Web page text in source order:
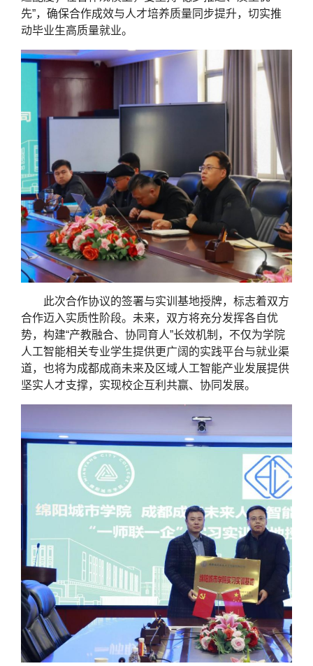
先”，确保合作成效与人才培养质量同步提升，切实推
动毕业生高质量就业。
此次合作协议的签署与实训基地授牌，标志着双方
合作迈入实质性阶段。未来，双方将充分发挥各自优
势，构建“产教融合、协同育人”长效机制，不仅为学院
人工智能相关专业学生提供更广阔的实践平台与就业渠
道，也将为成都成商未来及区域人工智能产业发展提供
坚实人才支撑，实现校企互利共赢、协同发展。